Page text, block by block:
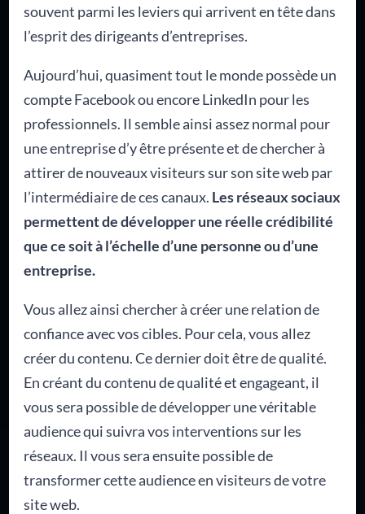
souvent parmi les leviers qui arrivent en tête dans
l’esprit des dirigeants d’entreprises.
Aujourd’hui, quasiment tout le monde possède un
compte Facebook ou encore LinkedIn pour les
professionnels. Il semble ainsi assez normal pour
une entreprise d’y être présente et de chercher à
attirer de nouveaux visiteurs sur son site web par
l’intermédiaire de ces canaux. Les réseaux sociaux
permettent de développer une réelle crédibilité
que ce soit à l’échelle d’une personne ou d’une
entreprise.
Vous allez ainsi chercher à créer une relation de
confiance avec vos cibles. Pour cela, vous allez
créer du contenu. Ce dernier doit être de qualité.
En créant du contenu de qualité et engageant, il
vous sera possible de développer une véritable
audience qui suivra vos interventions sur les
réseaux. Il vous sera ensuite possible de
transformer cette audience en visiteurs de votre
site web.